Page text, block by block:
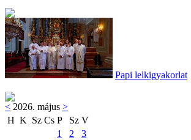
Papi lelkigyakorlat
< 2026. május >
H K Sz Cs P Sz V
1
2
3